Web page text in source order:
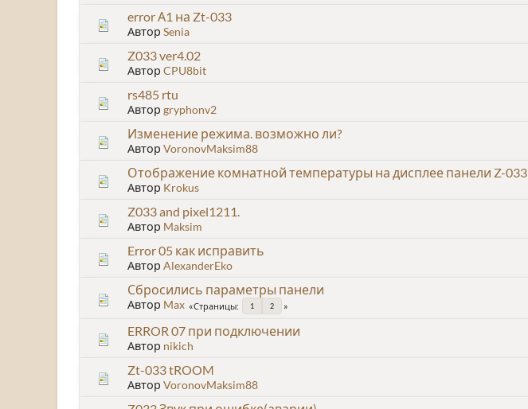
error А1 на Zt-033
Автор Senia
Z033 ver4.02
Автор CPU8bit
rs485 rtu
Автор gryphonv2
Изменение режима. возможно ли?
Автор VoronovMaksim88
Отображение комнатной температуры на дисплее панели Z-033
Автор Krokus
Z033 and pixel1211.
Автор Maksim
Error 05 как исправить
Автор AlexanderEko
Сбросились параметры панели
Автор Max Страницы 1 2
ERROR 07 при подключении
Автор nikich
Zt-033 tROOM
Автор VoronovMaksim88